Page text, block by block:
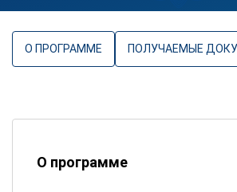
О ПРОГРАММЕ ПОЛУЧАЕМЫЕ
О программе